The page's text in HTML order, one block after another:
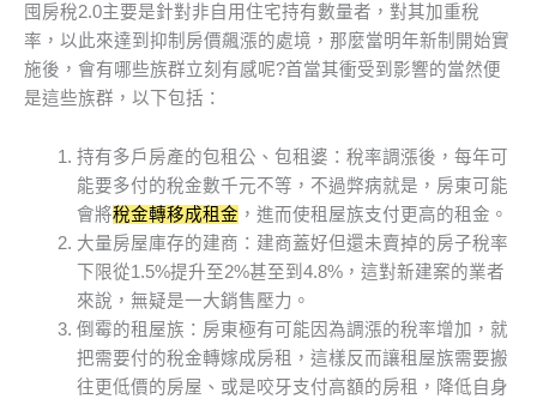
囤房稅2.0主要是針對非自用住宅持有數量者，對其加重稅
率，以此來達到抑制房價飆漲的處境，那麼當明年新制開始實
施後，會有哪些族群立刻有感呢?首當其衝受到影響的當然便
是這些族群，以下包括：
持有多戶房產的包租公、包租婆：稅率調漲後，每年可
能要多付的稅金數千元不等，不過弊病就是，房東可能
會將稅金轉移成租金 ，進而使租屋族支付更高的租金。
大量房屋庫存的建商：建商蓋好但還未賣掉的房子稅率
下限從1.5%提升至2%甚至到4.8%，這對新建案的業者
來說，無疑是一大銷售壓力。
倒霉的租屋族：房東極有可能因為調漲的稅率增加，就
把需要付的稅金轉嫁成房租，這樣反而讓租屋族需要搬
往更低價的房屋、或是咬牙支付高額的房租，降低自身